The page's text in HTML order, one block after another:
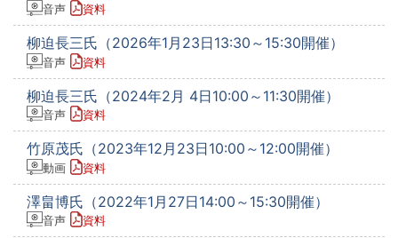
音声 資料
柳迫長三氏（2026年1月23日13:30～15:30開催）
音声 資料
柳迫長三氏（2024年2月 4日10:00～11:30開催）
音声 資料
竹原茂氏（2023年12月23日10:00～12:00開催）
動画 資料
澤畠博氏（2022年1月27日14:00～15:30開催）
音声 資料